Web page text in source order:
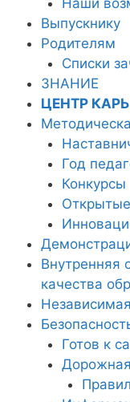
Наши
Выпускнику
Родителям
Списки
ЗНАНИЕ
ЦЕНТР
Год
Конкурсы
Внутренняя
качества
Готов к